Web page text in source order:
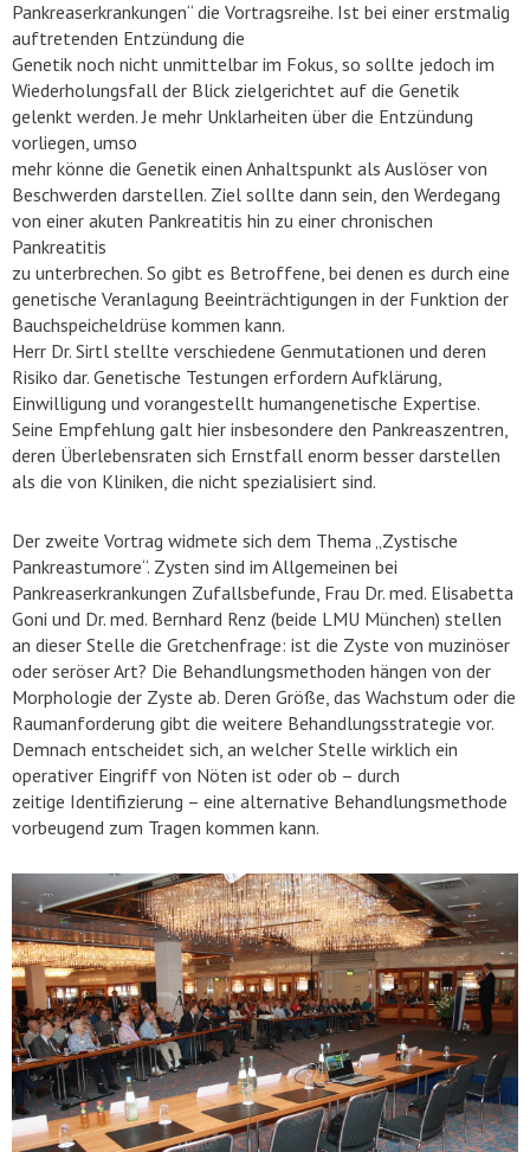
Pankreaserkrankungen“ die Vortragsreihe. Ist bei einer erstmalig
auftretenden Entzündung die
Genetik noch nicht unmittelbar im Fokus, so sollte jedoch im
Wiederholungsfall der Blick zielgerichtet auf die Genetik
gelenkt werden. Je mehr Unklarheiten über die Entzündung
vorliegen, umso
mehr könne die Genetik einen Anhaltspunkt als Auslöser von
Beschwerden darstellen. Ziel sollte dann sein, den Werdegang
von einer akuten Pankreatitis hin zu einer chronischen
Pankreatitis
zu unterbrechen. So gibt es Betroffene, bei denen es durch eine
genetische Veranlagung Beeinträchtigungen in der Funktion der
Bauchspeicheldrüse kommen kann.
Herr Dr. Sirtl stellte verschiedene Genmutationen und deren
Risiko dar. Genetische Testungen erfordern Aufklärung,
Einwilligung und vorangestellt humangenetische Expertise.
Seine Empfehlung galt hier insbesondere den Pankreaszentren,
deren Überlebensraten sich Ernstfall enorm besser darstellen
als die von Kliniken, die nicht spezialisiert sind.
Der zweite Vortrag widmete sich dem Thema „Zystische
Pankreastumore“. Zysten sind im Allgemeinen bei
Pankreaserkrankungen Zufallsbefunde, Frau Dr. med. Elisabetta
Goni und Dr. med. Bernhard Renz (beide LMU München) stellen
an dieser Stelle die Gretchenfrage: ist die Zyste von muzinöser
oder seröser Art? Die Behandlungsmethoden hängen von der
Morphologie der Zyste ab. Deren Größe, das Wachstum oder die
Raumanforderung gibt die weitere Behandlungsstrategie vor.
Demnach entscheidet sich, an welcher Stelle wirklich ein
operativer Eingriff von Nöten ist oder ob – durch
zeitige Identifizierung – eine alternative Behandlungsmethode
vorbeugend zum Tragen kommen kann.